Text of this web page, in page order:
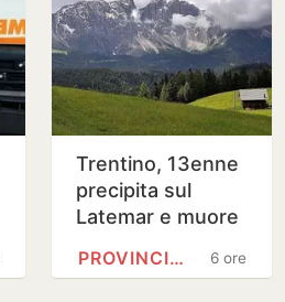
Trentino, 13enne
precipita sul
Latemar e muore
6 ore
PROVINCIA DI TRENTO